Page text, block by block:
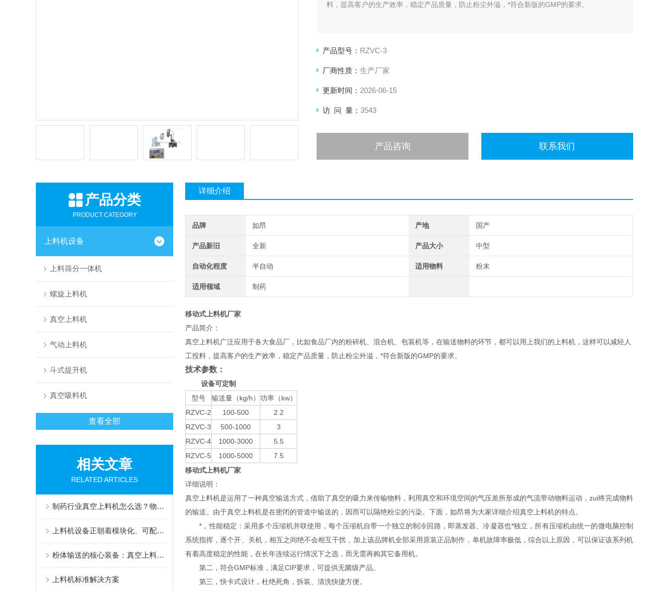
料，提高客户的生产效率，稳定产品质量，防止粉尘外溢，*符合新版的GMP的要求。
产品型号： RZVC-3
厂商性质： 生产厂家
更新时间： 2026-06-15
访 问 量： 3543
产品咨询 联系我们
产品分类
PRODUCT CATEGORY
上料机设备
上料筛分一体机
螺旋上料机
真空上料机
气动上料机
斗式提升机
真空吸料机
查看全部
相关文章
RELATED ARTICLES
制药行业真空上料机怎么选？物料、产量与管道配置选型指南
上料机设备正朝着模块化、可配置化方向发展
粉体输送的核心装备：真空上料机技术全解析与应用指南
上料机标准解决方案
详细介绍
品牌 如昂 产地 国产
产品新旧 全新 产品大小 中型
自动化程度 半自动 适用物料 粉末
适用领域 制药
移动式上料机厂家
产品简介：
真空上料机广泛应用于各大食品厂，比如食品厂内的粉碎机、混合机、包装机等，在输送物料的环节，都可以用上我们的上料机，这样可以减轻人
工投料，提高客户的生产效率，稳定产品质量，防止粉尘外溢，*符合新版的GMP的要求。
技术参数：
设备可定制
型号
输送量（kg/h） 功率（kw）
RZVC-2
100-500
2.2
RZVC-3
500-1000
3
RZVC-4
1000-3000
5.5
RZVC-5
1000-5000
7.5
移动式上料机厂家
详细说明：
真空上料机是运用了一种真空输送方式，借助了真空的吸力来传输物料，利用真空和环境空间的气压差所形成的气流带动物料运动，zui终完成物料
的输送。由于真空上料机是在密闭的管道中输送的，因而可以隔绝粉尘的污染。下面，如昂将为大家详细介绍真空上料机的特点。
*，性能稳定：采用多个压缩机并联使用，每个压缩机自带一个独立的制冷回路，即蒸发器、冷凝器也*独立，所有压缩机由统一的微电脑控制
系统指挥，逐个开、关机，相互之间绝不会相互干扰，加上该品牌机全部采用原装正品制作，单机故障率极低，综合以上原因，可以保证该系列机
有着高度稳定的性能，在长年连续运行情况下之选，而无需再购其它备用机。
第二，符合GMP标准，满足CIP要求，可提供无菌级产品。
第三，快卡式设计，杜绝死角，拆装、清洗快捷方便。